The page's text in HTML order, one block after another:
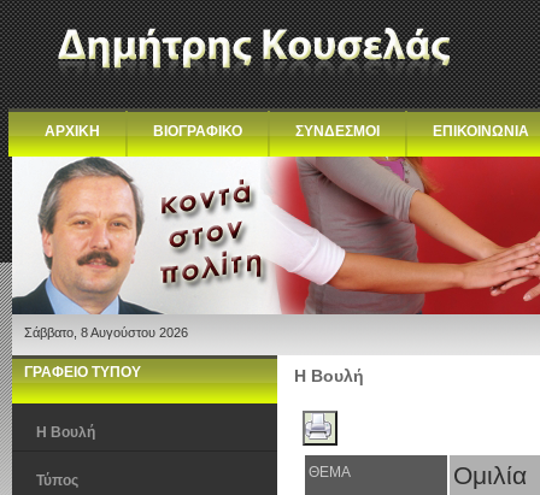
ΑΡΧΙΚΗ ΒΙΟΓΡΑΦΙΚΟ ΣΥΝΔΕΣΜΟΙ ΕΠΙΚΟΙΝΩΝΙΑ
Σάββατο, 8 Αυγούστου 2026
ΓΡΑΦΕΙΟ ΤΥΠΟΥ
Η Βουλή
Τύπος
Η Βουλή
ΘΕΜΑ